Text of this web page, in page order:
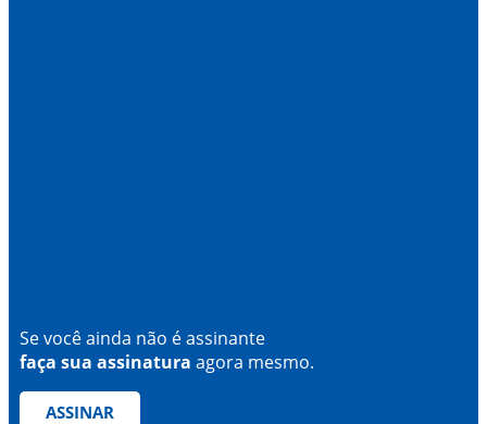
Se você ainda não é assinante
faça sua assinatura agora mesmo.
ASSINAR